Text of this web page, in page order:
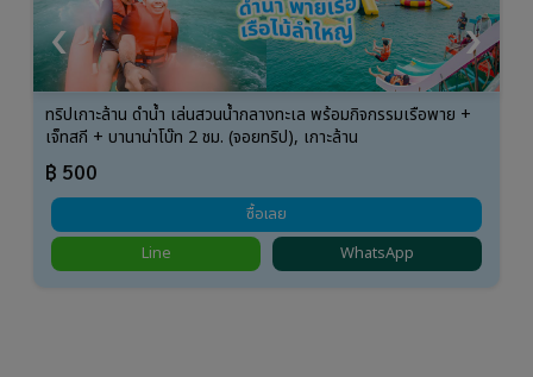
ทริปเกาะล้าน ดำน้ำ เล่นสวนน้ำกลางทะเล พร้อมกิจกรรมเรือพาย +
เจ็ทสกี + บานาน่าโบ๊ท 2 ชม. (จอยทริป), เกาะล้าน
฿ 500
ซื้อเลย
Line
WhatsApp
‹ ›